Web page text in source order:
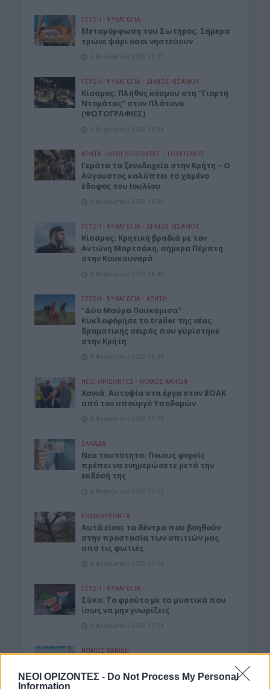
ΝΕΟΙ ΟΡΙΖΟΝΤΕΣ - Do Not Process My Personal
Information
ΓΕΎΣΗ - ΨΥΧΑΓΩΓΊΑ
Μεταμόρφωση του Σωτήρος: Σήμερα
τρώνε ψάρι όσοι νηστεύουν
6 Αυγούστου 2026 19:27
ΓΕΎΣΗ - ΨΥΧΑΓΩΓΊΑ • ΔΉΜΟΣ ΚΙΣΆΜΟΥ
Κίσαμος: Πλήθος κόσμου στη “Γιορτή
Ντομάτας” στον Πλάτανο
(ΦΩΤΟΓΡΑΦΙΕΣ)
6 Αυγούστου 2026 19:21
ΚΡΗΤΗ • ΝΕΟΙ ΟΡΙΖΟΝΤΕΣ • ΤΟΥΡΙΣΜΟΣ
Γεμάτα τα ξενοδοχεία στην Κρήτη – Ο
Αύγουστος καλύπτει το χαμένο
έδαφος του Ιουλίου
6 Αυγούστου 2026 18:55
ΓΕΎΣΗ - ΨΥΧΑΓΩΓΊΑ • ΔΉΜΟΣ ΚΙΣΆΜΟΥ
Kίσαμος: Κρητική βραδιά με τον
Αντώνη Μαρτσάκη, σήμερα Πέμπτη
στην Κουκουναρά
6 Αυγούστου 2026 18:43
ΓΕΎΣΗ - ΨΥΧΑΓΩΓΊΑ • ΚΡΗΤΗ
“Δύο Μαύρα Πουκάμισα”:
Κυκλοφόρησε το trailer της νέας
δραματικής σειράς που γυρίστηκε
στην Κρήτη
6 Αυγούστου 2026 18:35
ΝΕΟΙ ΟΡΙΖΟΝΤΕΣ • ΝΟΜΌΣ ΧΑΝΊΩΝ
Χανιά: Αυτοψία στα έργα στον ΒΟΑΚ
από τον υπουργό Υποδομών
6 Αυγούστου 2026 17:25
ΕΛΛΑΔΑ
Νέα ταυτότητα: Ποιους φορείς
πρέπει να ενημερώσετε μετά την
εκδόσή της
6 Αυγούστου 2026 17:20
ΕΝΔΙΑΦΕΡΟΝΤΑ
Αυτά είναι τα δέντρα που βοηθούν
στην προστασία των σπιτιών μας
από τις φωτιές
6 Αυγούστου 2026 17:16
ΓΕΎΣΗ - ΨΥΧΑΓΩΓΊΑ
Σύκο: Το φρούτο με τα μυστικά που
ίσως να μην γνωρίζεις
6 Αυγούστου 2026 17:11
ΝΟΜΌΣ ΧΑΝΊΩΝ
κρηνών πόσιμου νερού